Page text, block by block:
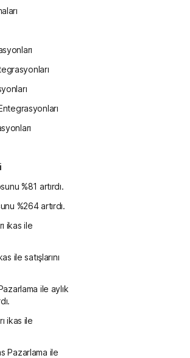
%81 artırdı.
%264 artırdı.
ikas ile
ile satışlarını
ile aylık
ikas ile
Pazarlama ile